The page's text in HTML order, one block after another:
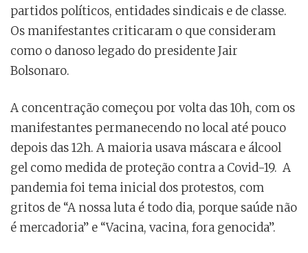
partidos políticos, entidades sindicais e de classe.
Os manifestantes criticaram o que consideram
como o danoso legado do presidente Jair
Bolsonaro.
A concentração começou por volta das 10h, com os
manifestantes permanecendo no local até pouco
depois das 12h. A maioria usava máscara e álcool
gel como medida de proteção contra a Covid-19. A
pandemia foi tema inicial dos protestos, com
gritos de “A nossa luta é todo dia, porque saúde não
é mercadoria” e “Vacina, vacina, fora genocida”.